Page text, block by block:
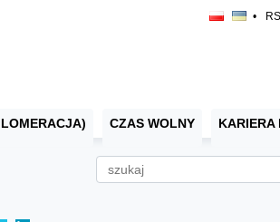
•
CZAS WOLNY KARIERA